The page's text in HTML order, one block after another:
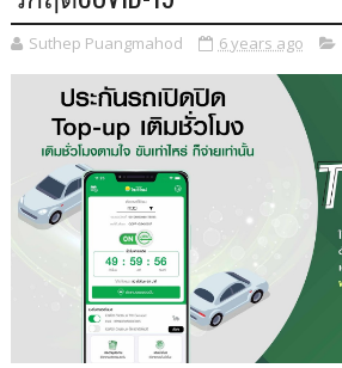
Suthep Puangmahod 6 years ago